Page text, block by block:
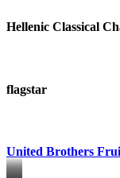
Hellenic Classical
flagstar
United Brothers